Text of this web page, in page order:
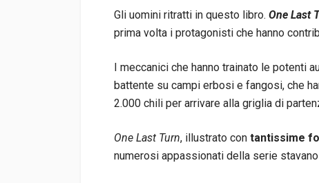
Gli uomini ritratti in questo libro. One Last
prima volta i protagonisti che hanno
I meccanici che hanno trainato le potenti
battente su campi erbosi e fangosi, che
2.000 chili per arrivare alla griglia di
One Last Turn, illustrato con tantissime
numerosi appassionati della serie